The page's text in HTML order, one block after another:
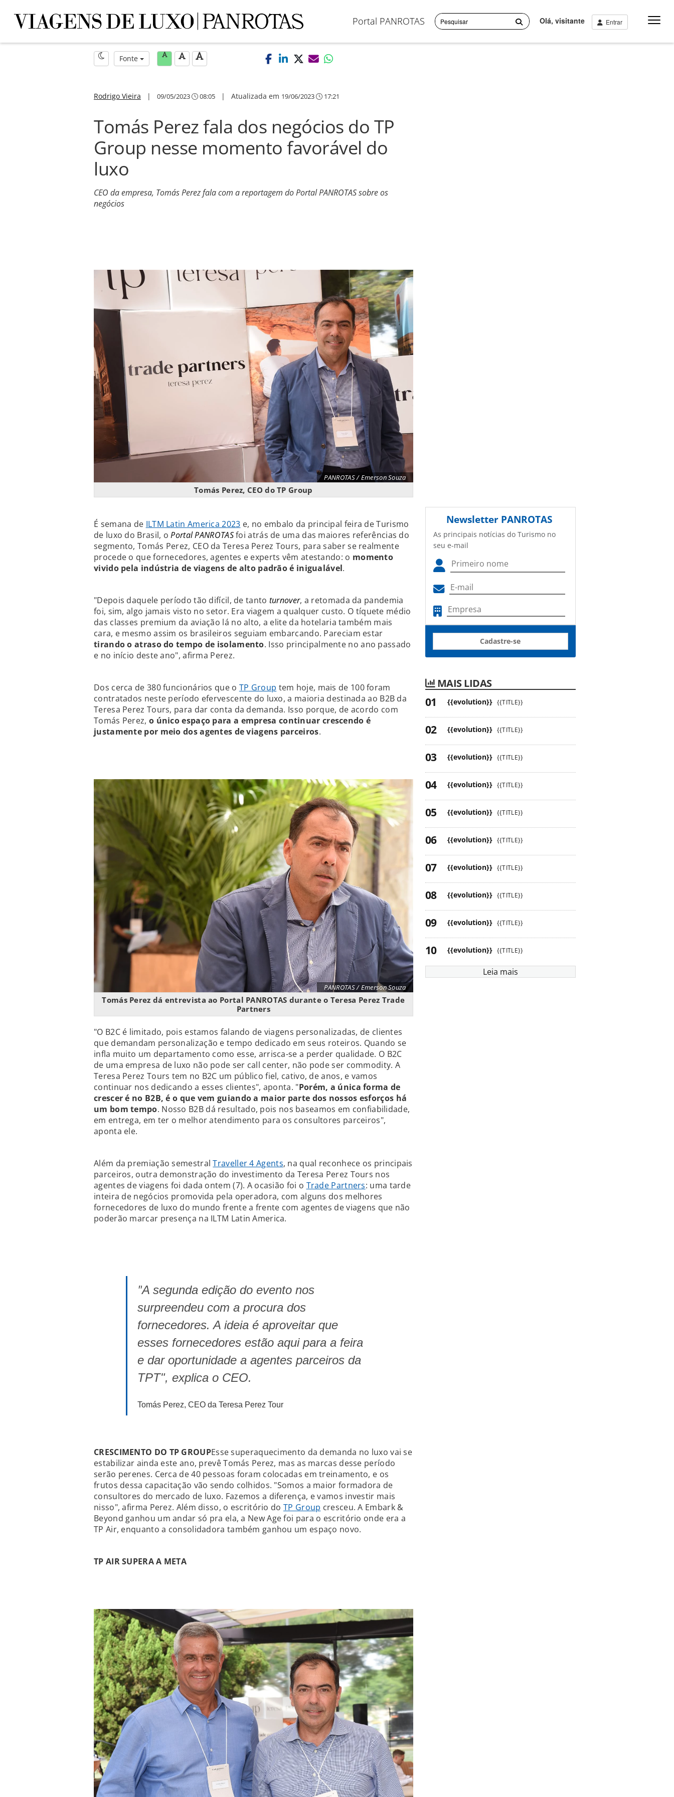
Portal PANROTAS Olá, visitante Entrar
Menu
Fonte
Rodrigo Vieira | 09/05/2023 08:05 | Atualizada em 19/06/2023 17:21
Tomás Perez fala dos negócios do TP
Group nesse momento favorável do
luxo
CEO da empresa, Tomás Perez fala com a reportagem do Portal PANROTAS sobre os
negócios
PANROTAS / Emerson Souza
Tomás Perez, CEO do TP Group
É semana de ILTM Latin America 2023 e, no embalo da principal feira de Turismo
de luxo do Brasil, oPortal PANROTASfoi atrás de uma das maiores referências do
segmento, Tomás Perez, CEO da Teresa Perez Tours, para saber se realmente
procede o que fornecedores, agentes e experts vêm atestando: o momento
vivido pela indústria de viagens de alto padrão é inigualável.
"Depois daquele período tão difícil, de tanto turnover, a retomada da pandemia
foi, sim, algo jamais visto no setor. Era viagem a qualquer custo. O tíquete médio
das classes premium da aviação lá no alto, a elite da hotelaria também mais
cara, e mesmo assim os brasileiros seguiam embarcando. Pareciam estar
tirando o atraso do tempo de isolamento. Isso principalmente no ano passado
e no início deste ano", afirma Perez.
Dos cerca de 380 funcionários que o TP Group tem hoje, mais de 100 foram
contratados neste período efervescente do luxo, a maioria destinada ao B2B da
Teresa Perez Tours, para dar conta da demanda. Isso porque, de acordo com
Tomás Perez, o único espaço para a empresa continuar crescendo é
justamente por meio dos agentes de viagens parceiros.
PANROTAS / Emerson Souza
Tomás Perez dá entrevista ao Portal PANROTAS durante o Teresa Perez Trade
Partners
"O B2C é limitado, pois estamos falando de viagens personalizadas, de clientes
que demandam personalização e tempo dedicado em seus roteiros. Quando se
infla muito um departamento como esse, arrisca-se a perder qualidade. O B2C
de uma empresa de luxo não pode ser call center, não pode ser commodity. A
Teresa Perez Tours tem no B2C um público fiel, cativo, de anos, e vamos
continuar nos dedicando a esses clientes", aponta. "Porém, a única forma de
crescer é no B2B, é o que vem guiando a maior parte dos nossos esforços há
um bom tempo. Nosso B2B dá resultado, pois nos baseamos em confiabilidade,
em entrega, em ter o melhor atendimento para os consultores parceiros",
aponta ele.
Além da premiação semestralTraveller 4 Agents, na qual reconhece os principais
parceiros, outra demonstração do investimento da Teresa Perez Tours nos
agentes de viagens foi dada ontem (7). A ocasião foi o Trade Partners: uma tarde
inteira de negócios promovida pela operadora, com alguns dos melhores
fornecedores de luxo do mundo frente a frente com agentes de viagens que não
poderão marcar presença na ILTM Latin America.
"A segunda edição do evento nos
surpreendeu com a procura dos
fornecedores. A ideia é aproveitar que
esses fornecedores estão aqui para a feira
e dar oportunidade a agentes parceiros da
TPT", explica o CEO.
Tomás Perez, CEO da Teresa Perez Tour
CRESCIMENTO DO TP GROUPEsse superaquecimento da demanda no luxo vai se
estabilizar ainda este ano, prevê Tomás Perez, mas as marcas desse período
serão perenes. Cerca de 40 pessoas foram colocadas em treinamento, e os
frutos dessa capacitação vão sendo colhidos. "Somos a maior formadora de
consultores do mercado de luxo. Fazemos a diferença, e vamos investir mais
nisso", afirma Perez. Além disso, o escritório do TP Group cresceu. A Embark &
Beyond ganhou um andar só pra ela, a New Age foi para o escritório onde era a
TP Air, enquanto a consolidadora também ganhou um espaço novo.
TP AIR SUPERA A META
Newsletter PANROTAS
As principais notícias do Turismo no
seu e-mail
Cadastre-se
MAIS LIDAS
{{evolution}} {{TITLE}}
{{evolution}} {{TITLE}}
{{evolution}} {{TITLE}}
{{evolution}} {{TITLE}}
{{evolution}} {{TITLE}}
{{evolution}} {{TITLE}}
{{evolution}} {{TITLE}}
{{evolution}} {{TITLE}}
{{evolution}} {{TITLE}}
{{evolution}} {{TITLE}}
Leia mais